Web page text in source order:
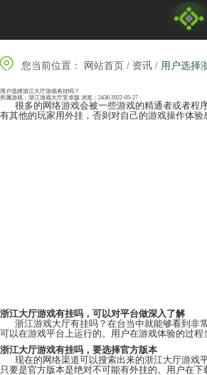
您当前位置：网站首页
很多的网络游戏会被一些游戏的
有其他的玩家用外挂，否则对自